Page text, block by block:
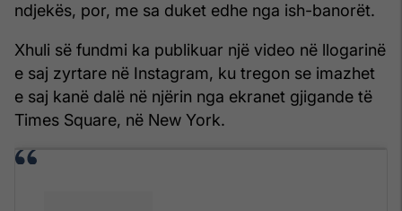
ndjekës, por, me sa duket edhe nga ish-banorët.
Xhuli së fundmi ka publikuar një video në llogarinë
e saj zyrtare në Instagram, ku tregon se imazhet
e saj kanë dalë në njërin nga ekranet gjigande të
Times Square, në New York.